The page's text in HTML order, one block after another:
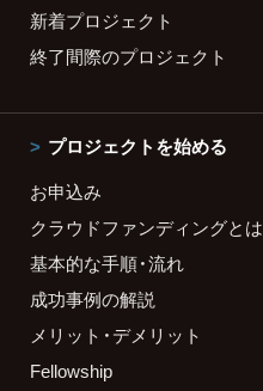
新着プロジェクト
終了間際のプロジェクト
プロジェクトを始める
お申込み
クラウドファンディングとは
基本的な手順・流れ
成功事例の解説
メリット・デメリット
Fellowship